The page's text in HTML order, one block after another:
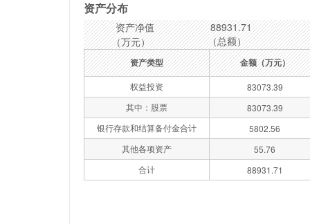
资产分布
资产净值
（万元）
88931.71
（总额）
资产类型 金额（万元）
权益投资
83073.39
其中：股票
83073.39
银行存款和结算备付金合计
5802.56
其他各项资产
55.76
合计
88931.71